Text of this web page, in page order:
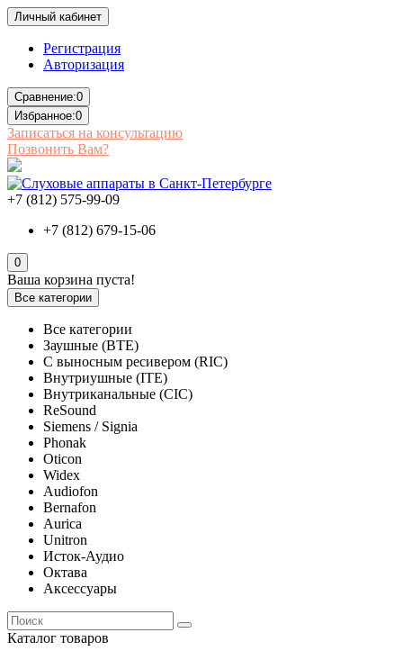
Личный кабинет
Регистрация
Авторизация
Сравнение:0
Избранное:0
Записаться на консультацию
Позвонить Вам?
+7 (812) 575-99-09
+7 (812) 679-15-06
0
Ваша корзина пуста!
Все категории
Все категории
Заушные (BTE)
С выносным ресивером (RIC)
Внутриушные (ITE)
Внутриканальные (CIC)
ReSound
Siemens / Signia
Phonak
Oticon
Widex
Audiofon
Bernafon
Aurica
Unitron
Исток-Аудио
Октава
Аксессуары
Каталог товаров